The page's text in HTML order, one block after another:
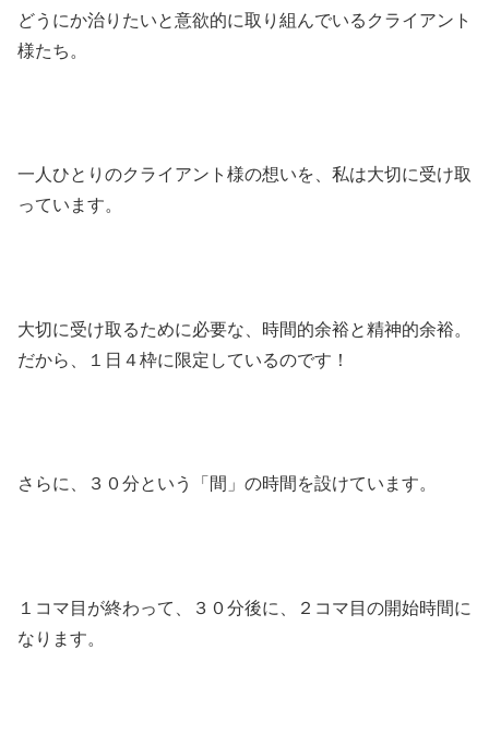
どうにか治りたいと意欲的に取り組んでいるクライアント
様たち。
一人ひとりのクライアント様の想いを、私は大切に受け取
っています。
大切に受け取るために必要な、時間的余裕と精神的余裕。
だから、１日４枠に限定しているのです！
さらに、３０分という「間」の時間を設けています。
１コマ目が終わって、３０分後に、２コマ目の開始時間に
なります。